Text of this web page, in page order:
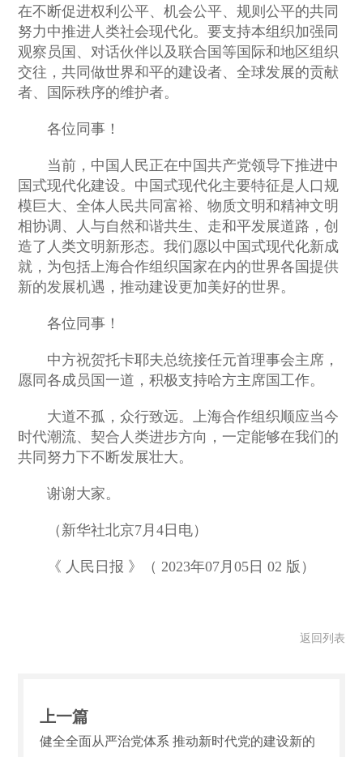
在不断促进权利公平、机会公平、规则公平的共同
努力中推进人类社会现代化。要支持本组织加强同
观察员国、对话伙伴以及联合国等国际和地区组织
交往，共同做世界和平的建设者、全球发展的贡献
者、国际秩序的维护者。
各位同事！
当前，中国人民正在中国共产党领导下推进中
国式现代化建设。中国式现代化主要特征是人口规
模巨大、全体人民共同富裕、物质文明和精神文明
相协调、人与自然和谐共生、走和平发展道路，创
造了人类文明新形态。我们愿以中国式现代化新成
就，为包括上海合作组织国家在内的世界各国提供
新的发展机遇，推动建设更加美好的世界。
各位同事！
中方祝贺托卡耶夫总统接任元首理事会主席，
愿同各成员国一道，积极支持哈方主席国工作。
大道不孤，众行致远。上海合作组织顺应当今
时代潮流、契合人类进步方向，一定能够在我们的
共同努力下不断发展壮大。
谢谢大家。
（新华社北京7月4日电）
《 人民日报 》（ 2023年07月05日 02 版）
返回列表
上一篇
健全全面从严治党体系 推动新时代党的建设新的